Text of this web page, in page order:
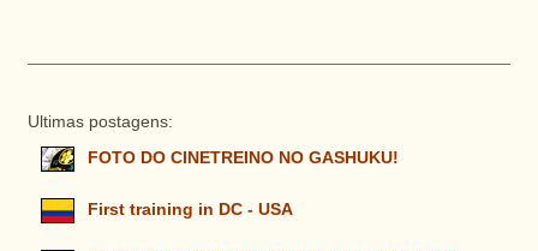
Ultimas postagens:
FOTO DO CINETREINO NO GASHUKU!
First training in DC - USA